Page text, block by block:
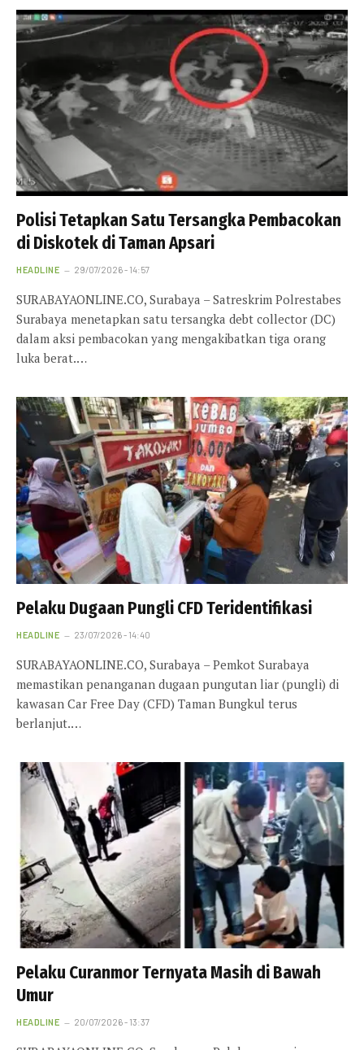
Polisi Tetapkan Satu Tersangka Pembacokan
di Diskotek di Taman Apsari
HEADLINE 29/07/2026 - 14:57
SURABAYAONLINE.CO, Surabaya – Satreskrim Polrestabes
Surabaya menetapkan satu tersangka debt collector (DC)
dalam aksi pembacokan yang mengakibatkan tiga orang
luka berat.…
Pelaku Dugaan Pungli CFD Teridentifikasi
HEADLINE 23/07/2026 - 14:40
SURABAYAONLINE.CO, Surabaya – Pemkot Surabaya
memastikan penanganan dugaan pungutan liar (pungli) di
kawasan Car Free Day (CFD) Taman Bungkul terus
berlanjut.…
Pelaku Curanmor Ternyata Masih di Bawah
Umur
HEADLINE 20/07/2026 - 13:37